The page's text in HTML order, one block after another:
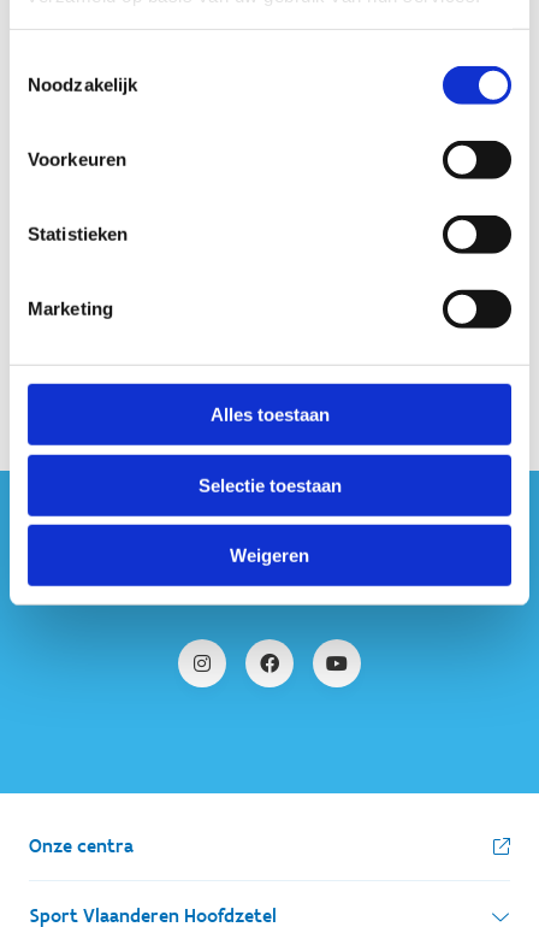
Noodzakelijk
Voorkeuren
Statistieken
Marketing
Alles toestaan
Selectie toestaan
Weigeren
#sportersbelevenmeer
ook op sociale media
Onze centra
Sport Vlaanderen Hoofdzetel